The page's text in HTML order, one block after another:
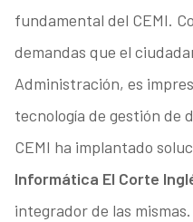
fundamental del CEMI.
demandas que el
Administración, es
tecnología de gestión de
CEMI ha implantado
Informática El Corte
integrador de las mismas.